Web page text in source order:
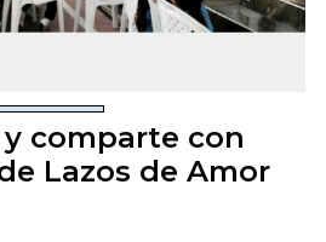
comparte con
Lazos de Amor